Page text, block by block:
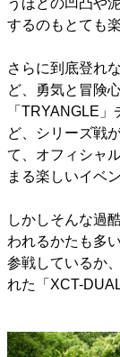
うほどの凹凸や
するのもとても
さらに到底登れ
ど、勇気と冒険
「TRYANGLE
ど、シリーズ戦
て、オフィシャ
まる楽しいイベ
しかしそんな過
われるかたも多
参戦しているか
れた「XCT-